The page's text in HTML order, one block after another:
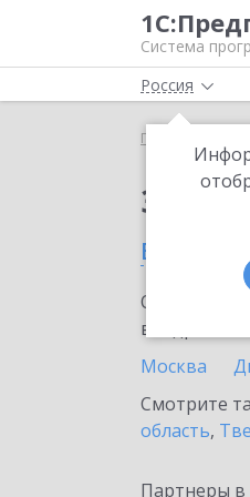
Система
Россия
Главная
в
внедрение
Москва
Смотрите
область,
Партнеры в